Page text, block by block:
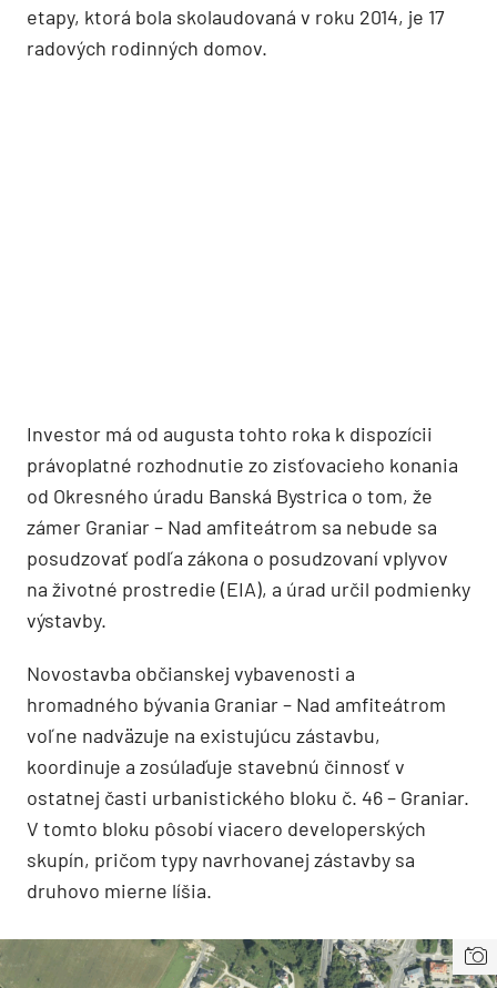
etapy, ktorá bola skolaudovaná v roku 2014, je 17
radových rodinných domov.
Investor má od augusta tohto roka k dispozícii
právoplatné rozhodnutie zo zisťovacieho konania
od Okresného úradu Banská Bystrica o tom, že
zámer Graniar – Nad amfiteátrom sa nebude sa
posudzovať podľa zákona o posudzovaní vplyvov
na životné prostredie (EIA), a úrad určil podmienky
výstavby.
Novostavba občianskej vybavenosti a
hromadného bývania Graniar – Nad amfiteátrom
voľne nadväzuje na existujúcu zástavbu,
koordinuje a zosúlaďuje stavebnú činnosť v
ostatnej časti urbanistického bloku č. 46 – Graniar.
V tomto bloku pôsobí viacero developerských
skupín, pričom typy navrhovanej zástavby sa
druhovo mierne líšia.